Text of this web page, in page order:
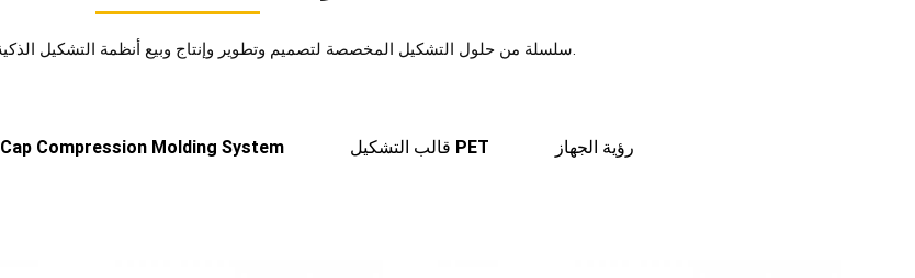
توفر Huayan سلسلة من حلول التشكيل المخصصة لتصميم وتطوير وإنتاج وبيع أنظمة التشكيل الذكية والقوالب الداعمة.
Cap Compression Molding System قالب التشكيل PET رؤية الجهاز